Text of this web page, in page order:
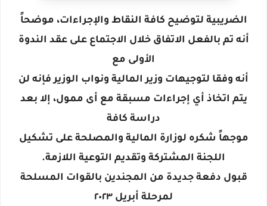
الضريبية لتوضيح كافة النقاط والإجراءات، موضحاً
أنه تم بالفعل الاتفاق خلال الاجتماع على عقد الندوة
الأولى مع
أنه وفقا لتوجيهات وزير المالية ونواب الوزير فإنه لن
يتم اتخاذ أي إجراءات مسبقة مع أى ممول، إلا بعد
دراسة كافة
موجهاً شكره لوزارة المالية والمصلحة على تشكيل
اللجنة المشتركة وتقديم التوعية اللازمة.
قبول دفعة جديدة من المجندين بالقوات المسلحة
لمرحلة أبريل ٢٠٢٣